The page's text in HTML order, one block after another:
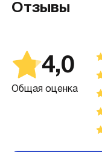
Отзывы
4,0
Общая оценка